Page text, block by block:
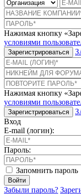
Нажимая кнопку
условиями
Зарегистрироваться
Нажимая кнопку
условиями
Зарегистрироваться
Вход
E-mail (логин):
Пароль:
Запомнить пароль
Войти
Забыли пароль?